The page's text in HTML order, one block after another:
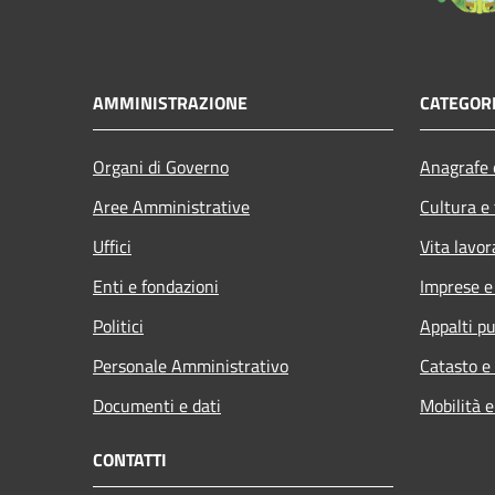
AMMINISTRAZIONE
Organi di Governo
Aree Amministrative
Uffici
Enti e fondazioni
Politici
Personale Amministrativo
Documenti e dati
Cultura
Vita
Imprese
Appalti
Catasto
Mobilità
CONTATTI